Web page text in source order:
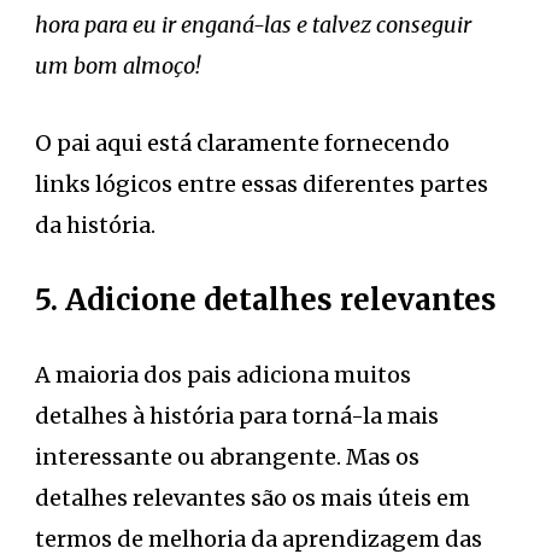
hora para eu ir enganá-las e talvez conseguir
um bom almoço!
O pai aqui está claramente fornecendo
links lógicos entre essas diferentes partes
da história.
5. Adicione detalhes relevantes
A maioria dos pais adiciona muitos
detalhes à história para torná-la mais
interessante ou abrangente. Mas os
detalhes relevantes são os mais úteis em
termos de melhoria da aprendizagem das